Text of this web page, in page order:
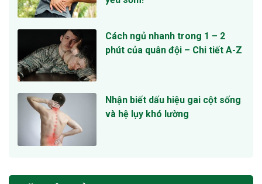
Cách ngủ nhanh trong 1 – 2
phút của quân đội – Chi tiết A-Z
Nhận biết dấu hiệu gai cột sống
và hệ lụy khó lường